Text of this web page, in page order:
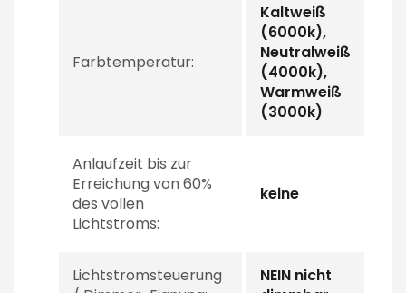
Farbtemperatur:
Kaltweiß
(6000k),
Neutralweiß
(4000k),
Warmweiß
(3000k)
Anlaufzeit bis zur
Erreichung von 60%
des vollen
Lichtstroms:
keine
Lichtstromsteuerung
NEIN nicht